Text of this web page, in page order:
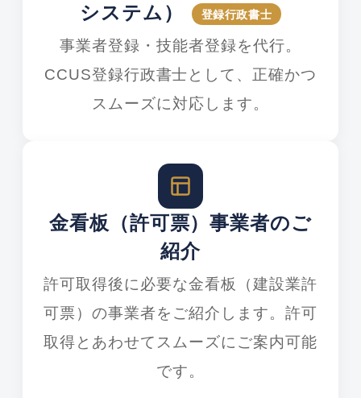
システム）
登録行政書士
事業者登録・技能者登録を代行。
CCUS登録行政書士として、正確かつ
スムーズに対応します。
金看板（許可票）事業者のご
紹介
許可取得後に必要な金看板（建設業許
可票）の事業者をご紹介します。許可
取得とあわせてスムーズにご案内可能
です。